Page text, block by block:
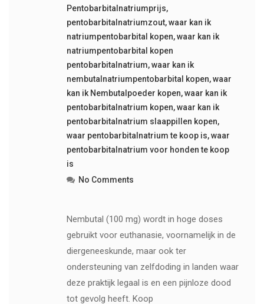
Pentobarbitalnatriumprijs,
pentobarbitalnatriumzout,waar kan ik
natriumpentobarbital kopen,waar kan ik
natriumpentobarbital kopen
pentobarbitalnatrium,waar kan ik
nembutalnatriumpentobarbital kopen,waar
kan ik Nembutalpoeder kopen,waar kan ik
pentobarbitalnatrium kopen,waar kan ik
pentobarbitalnatrium slaappillen kopen,
waar pentobarbitalnatrium te koop is,waar
pentobarbitalnatrium voor honden te koop
is
No Comments
Nembutal (100 mg) wordt in hoge doses
gebruikt voor euthanasie, voornamelijk in de
diergeneeskunde, maar ook ter
ondersteuning van zelfdoding in landen waar
deze praktijk legaal is en een pijnloze dood
tot gevolg heeft. Koop